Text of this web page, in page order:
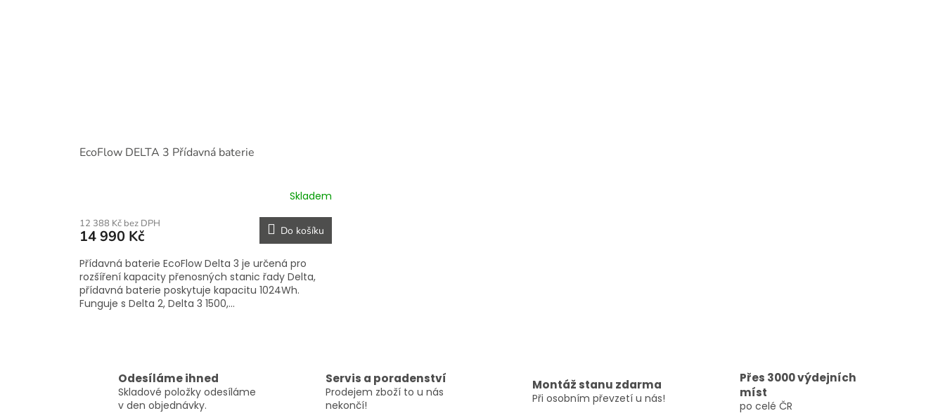
EcoFlow DELTA 3 Přídavná baterie
Skladem
12 388 Kč bez DPH
14 990 Kč Do košíku
Přídavná baterie EcoFlow Delta 3 je určená pro
rozšíření kapacity přenosných stanic řady Delta,
přídavná baterie poskytuje kapacitu 1024Wh.
Funguje s Delta 2, Delta 3 1500,...
Odesíláme ihned
Skladové položky odesíláme
v den objednávky.
Servis a poradenství
Prodejem zboží to u nás
nekončí!
Montáž stanu zdarma
Při osobním převzetí u nás!
Přes 3000 výdejních
míst
po celé ČR